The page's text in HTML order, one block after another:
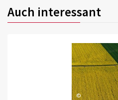
Auch interessant
©